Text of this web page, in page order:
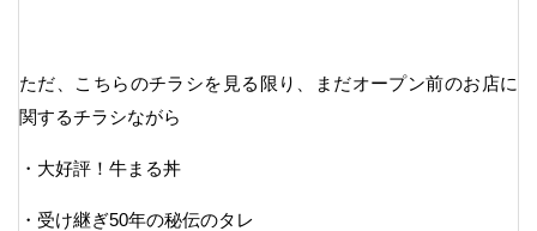
ただ、こちらのチラシを見る限り、まだオープン前のお店に
関するチラシながら
・大好評！牛まる丼
・受け継ぎ50年の秘伝のタレ